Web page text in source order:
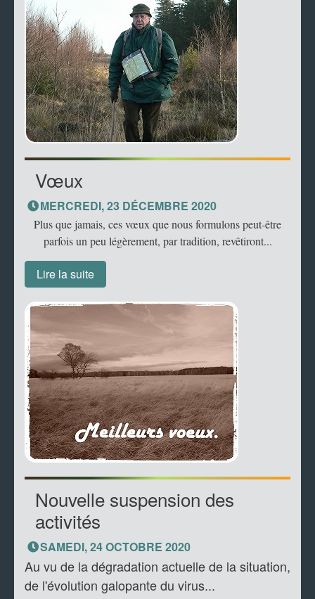
Vœux
MERCREDI, 23 DÉCEMBRE 2020
Plus que jamais, ces vœux que nous formulons peut-être
parfois un peu légèrement, par tradition, revêtiront...
Lire la suite
Nouvelle suspension des
activités
SAMEDI, 24 OCTOBRE 2020
Au vu de la dégradation actuelle de la situation,
de l'évolution galopante du virus...